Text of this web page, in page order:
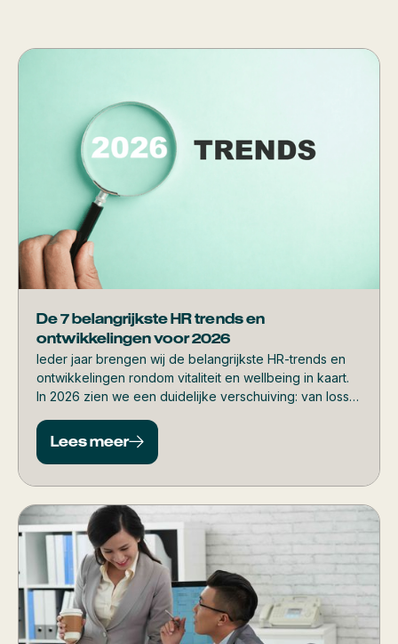
De 7 belangrijkste HR trends en
ontwikkelingen voor 2026
Ieder jaar brengen wij de belangrijkste HR-trends en
ontwikkelingen rondom vitaliteit en wellbeing in kaart.
In 2026 zien we een duidelijke verschuiving: van losse
maken. In dit artikel zetten we de trends overzichtelijk
op een rij, inclusief toelichting per thema.
Lees meer